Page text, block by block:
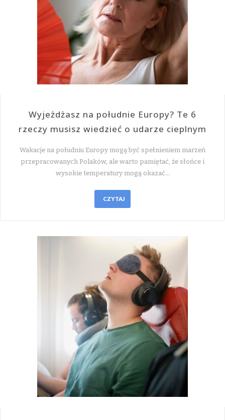
Wyjeżdżasz na południe Europy? Te 6
rzeczy musisz wiedzieć o udarze cieplnym
Wakacje na południu Europy mogą być spełnieniem marzeń
przepracowanych Polaków, ale warto pamiętać, że słońce i
wysokie temperatury mogą okazać…
CZYTAJ